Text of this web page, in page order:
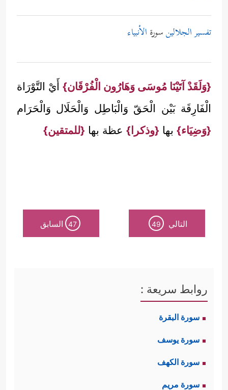
تفسير الجلالينسورة الأنبياء
{وَلَقَدْ آتَيْنَا مُوسَى وَهَارُون الْفُرْقَان} أَيْ التَّوْرَاة
الْفَارِقَة بَيْن الْحَقّ وَالْبَاطِل وَالْحَلَال وَالْحَرَام
{وَضِيَاء} بها {وذكرا} عظة بها {للمتقين}
التالي 49
47 السابق
روابط سريعة :
سورة البقرة
سورة يوسف
سورة الكهف
سورة مريم